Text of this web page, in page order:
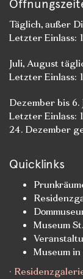
Täglich, außer
Letzter Einlass:
Juli, August
Letzter Einlass:
Dezember bis 6.
Letzter Einlass:
24. Dezember
Quicklinks
Museum
Museum
·